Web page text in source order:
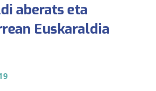
aberats eta
Euskaraldia